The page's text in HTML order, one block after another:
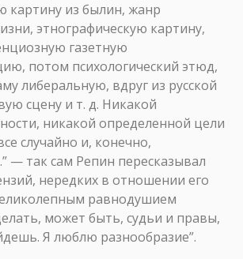
картину из былин, жанр
этнографическую картину,
газетную
потом психологический этюд,
либеральную, вдруг из русской
сцену и т. д. Никакой
никакой определенной цели
случайно и, конечно,
— так сам Репин пересказывал
нередких в отношении его
равнодушием
может быть, судьи и правы,
Я люблю разнообразие”.